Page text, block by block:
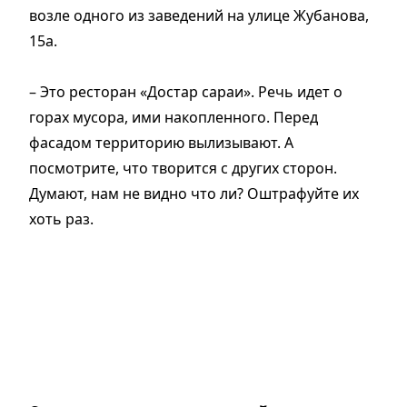
возле одного из заведений на улице Жубанова,
15а.
– Это ресторан «Достар сараи». Речь идет о
горах мусора, ими накопленного. Перед
фасадом территорию вылизывают. А
посмотрите, что творится с других сторон.
Думают, нам не видно что ли? Оштрафуйте их
хоть раз.